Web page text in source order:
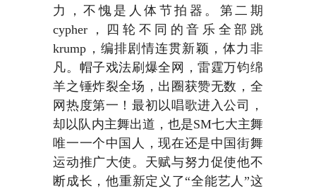
力，不愧是人体节拍器。第二期
cypher，四轮不同的音乐全部跳
krump，编排剧情连贯新颖，体力非
凡。帽子戏法刷爆全网，雷霆万钧绵
羊之锤炸裂全场，出圈获赞无数，全
网热度第一！最初以唱歌进入公司，
却以队内主舞出道，也是SM七大主舞
唯一一个中国人，现在还是中国街舞
运动推广大使。天赋与努力促使他不
断成长，他重新定义了“全能艺人”这